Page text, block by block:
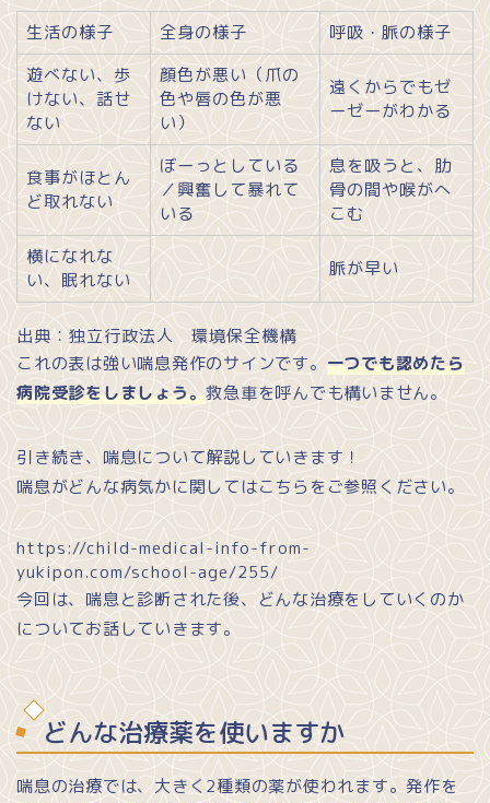
生活の様子 全身の様子
呼吸・脈の様子
遊べない、歩
けない、話せ
ない
顔色が悪い（爪の
色や唇の色が悪
い）
遠くからでもゼ
ーゼーがわかる
食事がほとん
ど取れない
ぼーっとしている
／興奮して暴れて
いる
息を吸うと、肋
骨の間や喉がへ
こむ
横になれな
い、眠れない
脈が早い
出典：独立行政法人 環境保全機構
これの表は強い喘息発作のサインです。 一つでも認めたら
病院受診をしましょう。救急車を呼んでも構いません。
引き続き、喘息について解説していきます！
喘息がどんな病気かに関してはこちらをご参照ください。
https://child-medical-info-from-
yukipon.com/school-age/255/
今回は、喘息と診断された後、どんな治療をしていくのか
についてお話していきます。
どんな治療薬を使いますか
喘息の治療では、大きく2種類の薬が使われます。発作を